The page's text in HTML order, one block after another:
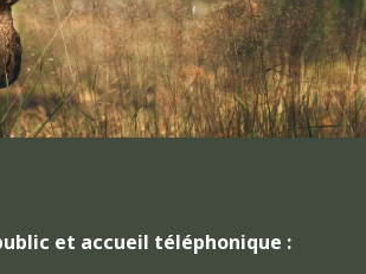
et accueil téléphonique :